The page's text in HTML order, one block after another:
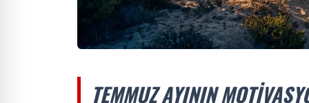
TEMMUZ AYININ